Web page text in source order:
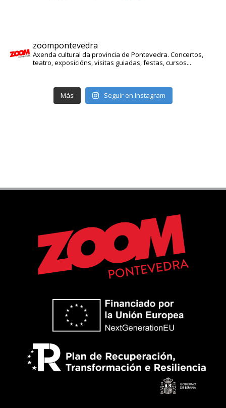
zoompontevedra
Axenda cultural da provincia de Pontevedra. Concertos,
teatro, exposicións, visitas guiadas, festas, cursos...
Más Seguir en Instagram